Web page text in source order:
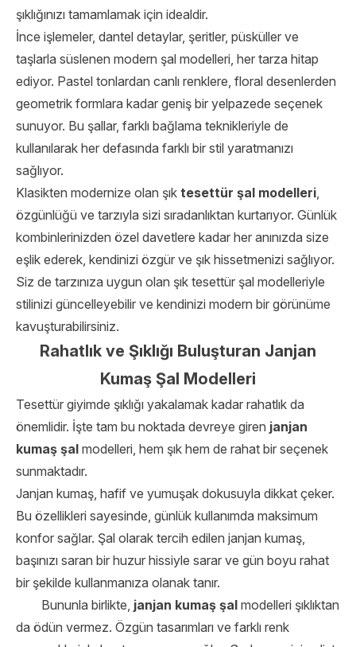
şıklığınızı tamamlamak için idealdir.
İnce işlemeler, dantel detaylar, şeritler, püsküller ve
taşlarla süslenen modern şal modelleri, her tarza hitap
ediyor. Pastel tonlardan canlı renklere, floral desenlerden
geometrik formlara kadar geniş bir yelpazede seçenek
sunuyor. Bu şallar, farklı bağlama teknikleriyle de
kullanılarak her defasında farklı bir stil yaratmanızı
sağlıyor.
Klasikten modernize olan şık tesettür şal modelleri,
özgünlüğü ve tarzıyla sizi sıradanlıktan kurtarıyor. Günlük
kombinlerinizden özel davetlere kadar her anınızda size
eşlik ederek, kendinizi özgür ve şık hissetmenizi sağlıyor.
Siz de tarzınıza uygun olan şık tesettür şal modelleriyle
stilinizi güncelleyebilir ve kendinizi modern bir görünüme
kavuşturabilirsiniz.
Rahatlık ve Şıklığı Buluşturan Janjan
Kumaş Şal Modelleri
Tesettür giyimde şıklığı yakalamak kadar rahatlık da
önemlidir. İşte tam bu noktada devreye giren janjan
kumaş şal modelleri, hem şık hem de rahat bir seçenek
sunmaktadır.
Janjan kumaş, hafif ve yumuşak dokusuyla dikkat çeker.
Bu özellikleri sayesinde, günlük kullanımda maksimum
konfor sağlar. Şal olarak tercih edilen janjan kumaş,
başınızı saran bir huzur hissiyle sarar ve gün boyu rahat
bir şekilde kullanmanıza olanak tanır.
Bununla birlikte, janjan kumaş şal modelleri şıklıktan
da ödün vermez. Özgün tasarımları ve farklı renk